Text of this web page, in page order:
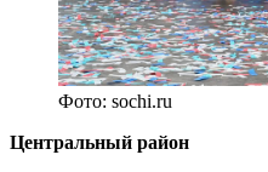
Фото: sochi.ru
Центральный район